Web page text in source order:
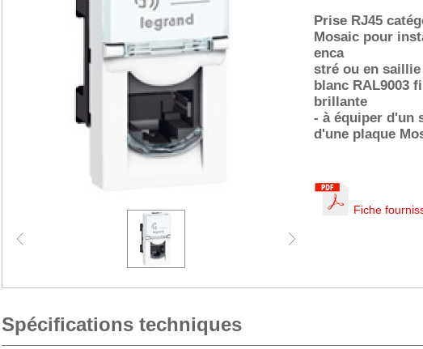
Prise RJ45
Mosaic pour
enca
stré ou en
blanc RAL9003
brillante
- à équiper d'un
d'une plaque
Fiche
Spécifications techniques